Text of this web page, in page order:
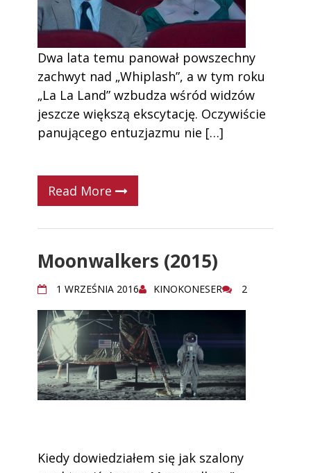
Dwa lata temu panował powszechny
zachwyt nad „Whiplash”, a w tym roku
„La La Land” wzbudza wśród widzów
jeszcze większą ekscytację. Oczywiście
panującego entuzjazmu nie […]
Read More
Moonwalkers (2015)
1 WRZEŚNIA 2016 KINOKONESER 2
Kiedy dowiedziałem się jak szalony